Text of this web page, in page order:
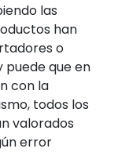
las
han
o
que en
con la
todos los
valorados
error